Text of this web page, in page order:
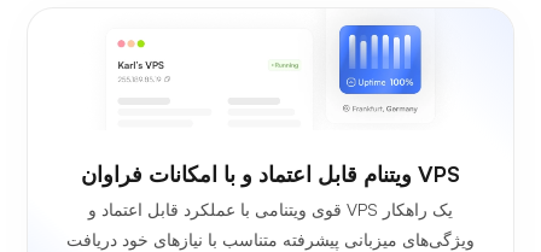
VPS ویتنام قابل اعتماد و با امکانات فراوان
یک راهکار VPS قوی ویتنامی با عملکرد قابل اعتماد و
ویژگی‌های میزبانی پیشرفته متناسب با نیازهای خود دریافت